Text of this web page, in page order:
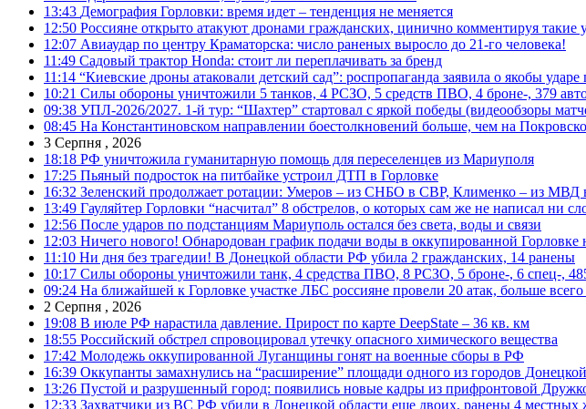
13:43 Демография Горловки: время идет – тенденция не меняется
12:50 Россияне открыто атакуют дронами гражданских, цинично комментируя такие
12:07 Авиаудар по центру Краматорска: число раненых выросло до 21-го человека!
11:49 Садовый трактор Honda: стоит ли переплачивать за бренд
11:14 “Киевские дроны атаковали детский сад”: роспропаганда заявила о якобы ударе
10:21 Силы обороны уничтожили 5 танков, 4 РСЗО, 5 средств ПВО, 4 броне-, 379
09:38 УПЛ-2026/2027. 1-й тур: “Шахтер” стартовал с яркой победы (видеообзоры
08:45 На Константиновском направлении боестолкновений больше, чем на
3 Серпня , 2026
18:18 РФ уничтожила гуманитарную помощь для переселенцев из Мариуполя
17:25 Пьяный подросток на питбайке устроил ДТП в Горловке
16:32 Зеленский продолжает ротации: Умеров – из СНБО в СВР, Клименко – из
13:49 Гауляйтер Горловки “насчитал” 8 обстрелов, о которых сам же не написал ни
12:56 После ударов по подстанциям Мариуполь остался без света, воды и связи
12:03 Ничего нового! Обнародован график подачи воды в оккупированной Горловке
11:10 Ни дня без трагедии! В Донецкой области РФ убила 2 гражданских, 14 ранены
10:17 Силы обороны уничтожили танк, 4 средства ПВО, 8 РСЗО, 5 броне-, 6 спец-,
09:24 На ближайшей к Горловке участке ЛБС россияне провели 20 атак, больше
2 Серпня , 2026
19:08 В июле РФ нарастила давление. Прирост по карте DeepState – 36 кв. км
18:55 Российский обстрел спровоцировал утечку опасного химического вещества
17:42 Молодежь оккупированной Луганщины гонят на военные сборы в РФ
16:39 Оккупанты замахнулись на “расширение” площади одного из городов
13:26 Пустой и разрушенный город: появились новые кадры из прифронтовой
12:33 Захватчики из ВС РФ убили в Донецкой области еще двоих, ранены 4 местных